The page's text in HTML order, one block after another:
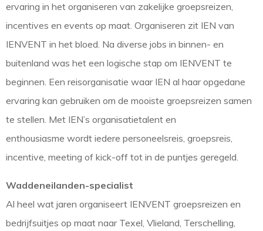
ervaring in het organiseren van zakelijke groepsreizen,
incentives en events op maat. Organiseren zit IEN van
IENVENT in het bloed. Na diverse jobs in binnen- en
buitenland was het een logische stap om IENVENT te
beginnen. Een reisorganisatie waar IEN al haar opgedane
ervaring kan gebruiken om de mooiste groepsreizen samen
te stellen. Met IEN’s organisatietalent en
enthousiasme wordt iedere personeelsreis, groepsreis,
incentive, meeting of kick-off tot in de puntjes geregeld.
Waddeneilanden-specialist
Al heel wat jaren organiseert IENVENT groepsreizen en
bedrijfsuitjes op maat naar Texel, Vlieland, Terschelling,